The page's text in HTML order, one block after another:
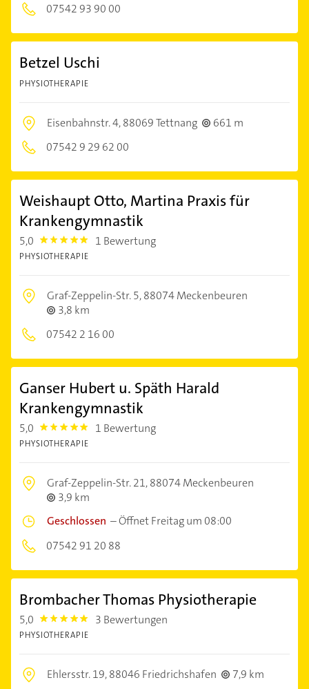
07542 93 90 00
Betzel Uschi
PHYSIOTHERAPIE
Eisenbahnstr. 4,88069 Tettnang
661 m
07542 9 29 62 00
Weishaupt Otto, Martina Praxis für
Krankengymnastik
5,0 5.0 1 Bewertung
PHYSIOTHERAPIE
Graf-Zeppelin-Str. 5,88074 Meckenbeuren
3,8 km
07542 2 16 00
Ganser Hubert u. Späth Harald
Krankengymnastik
5,0 5.0 1 Bewertung
PHYSIOTHERAPIE
Graf-Zeppelin-Str. 21,88074 Meckenbeuren
3,9 km
Geschlossen –Öffnet Freitag um 08:00
07542 91 20 88
Brombacher Thomas Physiotherapie
5,0 5.0 3 Bewertungen
PHYSIOTHERAPIE
Ehlersstr. 19,88046 Friedrichshafen 7,9 km